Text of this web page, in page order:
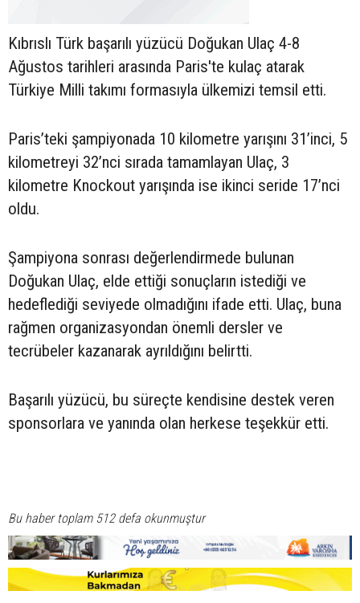
Kıbrıslı Türk başarılı yüzücü Doğukan Ulaç 4-8
Ağustos tarihleri arasında Paris'te kulaç atarak
Türkiye Milli takımı formasıyla ülkemizi temsil etti.
Paris’teki şampiyonada 10 kilometre yarışını 31’inci, 5
kilometreyi 32’nci sırada tamamlayan Ulaç, 3
kilometre Knockout yarışında ise ikinci seride 17’nci
oldu.
Şampiyona sonrası değerlendirmede bulunan
Doğukan Ulaç, elde ettiği sonuçların istediği ve
hedeflediği seviyede olmadığını ifade etti. Ulaç, buna
rağmen organizasyondan önemli dersler ve
tecrübeler kazanarak ayrıldığını belirtti.
Başarılı yüzücü, bu süreçte kendisine destek veren
sponsorlara ve yanında olan herkese teşekkür etti.
Bu haber toplam 512 defa okunmuştur